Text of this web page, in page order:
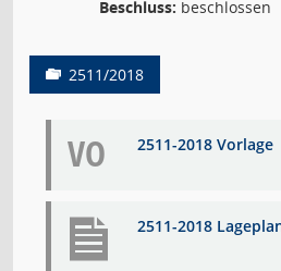
Beschluss: beschlossen
2511/2018
VO 2511-2018 Vorlage
2511-2018